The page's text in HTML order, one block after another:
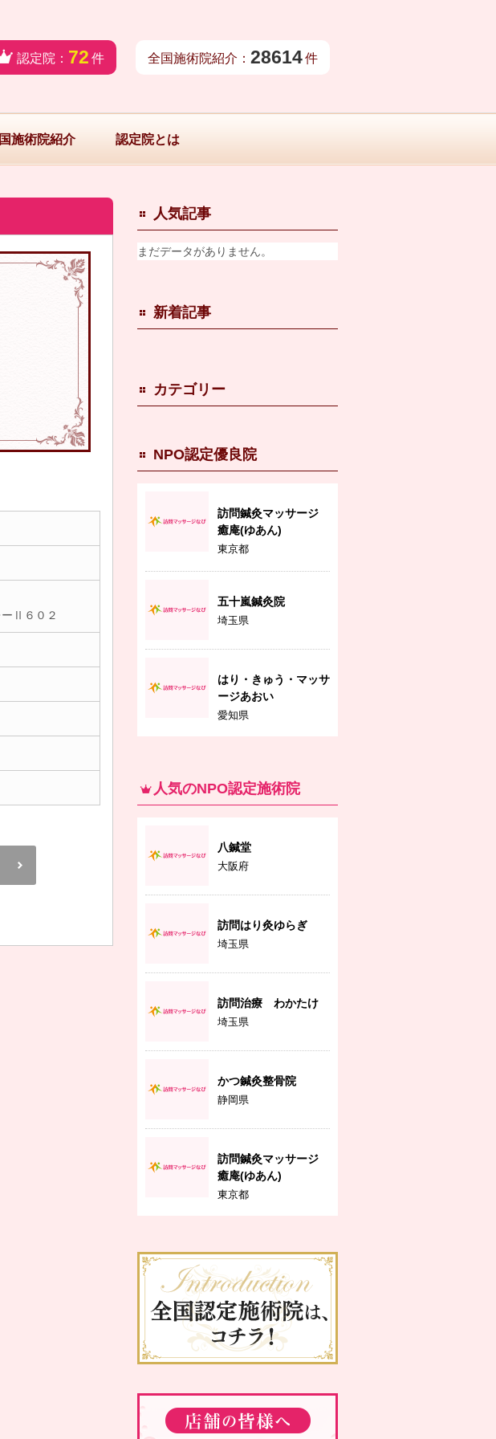
認定院： 72 件 全国施術院紹介： 28614件
施術院紹介 認定院とは
ーⅡ６０２
人気記事
まだデータがありません。
新着記事
カテゴリー
NPO認定優良院
訪問鍼灸マッサージ
癒庵(ゆあん)
東京都
五十嵐鍼灸院
埼玉県
はり・きゅう・マッサ
ージあおい
愛知県
人気のNPO認定施術院
八鍼堂
大阪府
訪問はり灸ゆらぎ
埼玉県
訪問治療 わかたけ
埼玉県
かつ鍼灸整骨院
静岡県
訪問鍼灸マッサージ
癒庵(ゆあん)
東京都